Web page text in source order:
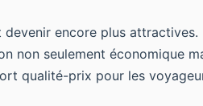
encore plus
non seulement économique
qualité-prix pour les